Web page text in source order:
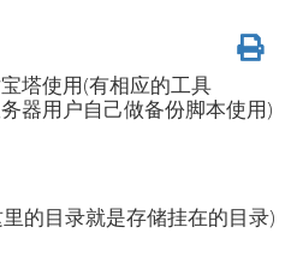
塔使用(有相应的工具
器用户自己做备份脚本使用)
的目录就是存储挂在的目录)